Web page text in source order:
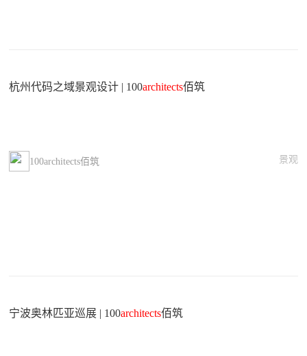
杭州代码之域景观设计 | 100architects佰筑
100architects佰筑 景观
宁波奥林匹亚巡展 | 100architects佰筑